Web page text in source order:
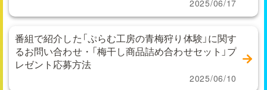
2025/06/17
番組で紹介した「ぷらむ工房の青梅狩り体験」に関す
るお問い合わせ・「梅干し商品詰め合わせセット」プ
レゼント応募方法
2025/06/10